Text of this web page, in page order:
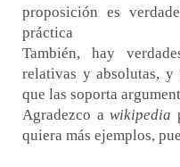
proposición es
práctica
También, hay
relativas y absolutas, y
que las soporta
Agradezco a wikipedia
quiera más ejemplos,